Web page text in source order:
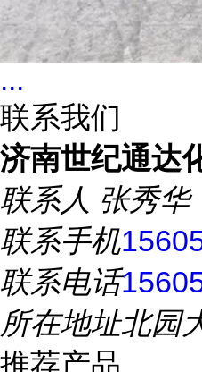
...
联系我们
济南世纪通达
联系人 张秀华
联系手机
联系电话
所在地址北园
推荐产品